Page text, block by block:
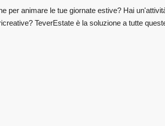
per animare le tue giornate estive? Hai
TeverEstate è la soluzione a tutte